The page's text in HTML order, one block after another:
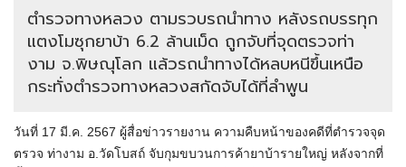
ตำรวจทางหลวง ตามรวบรถนำทาง หลังรถบรรทุก
แตงโมซุกยาบ้า 6.2 ล้านเม็ด ถูกจับที่จุดตรวจท่า
งาม จ.พิษณุโลก แล้วรถนำทางได้หลบหนีขึ้นเหนือ
กระทั่งตำรวจทางหลวงสกัดจับได้ที่ลำพูน
วันที่ 17 มี.ค. 2567 ผู้สื่อข่าวรายงาน ความคืบหน้าของคดีที่ตำรวจจุด
ตรวจ ท่างาม อ.วัดโบสถ์ จับกุมขบวนการค้ายาบ้ารายใหญ่ หลังจากที่